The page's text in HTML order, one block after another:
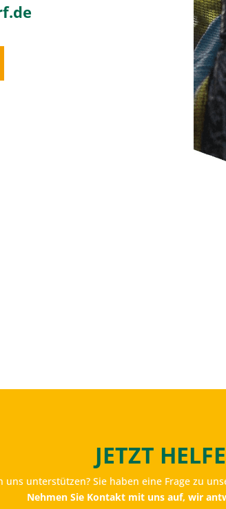
JETZT
uns unterstützen? Sie haben eine Frage zu
Nehmen Sie Kontakt mit uns auf, wir